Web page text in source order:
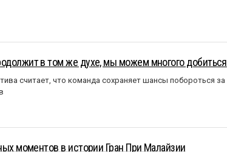
в том же духе, мы можем многого добиться
считает, что команда сохраняет шансы побороться за
моментов в истории Гран При Малайзии